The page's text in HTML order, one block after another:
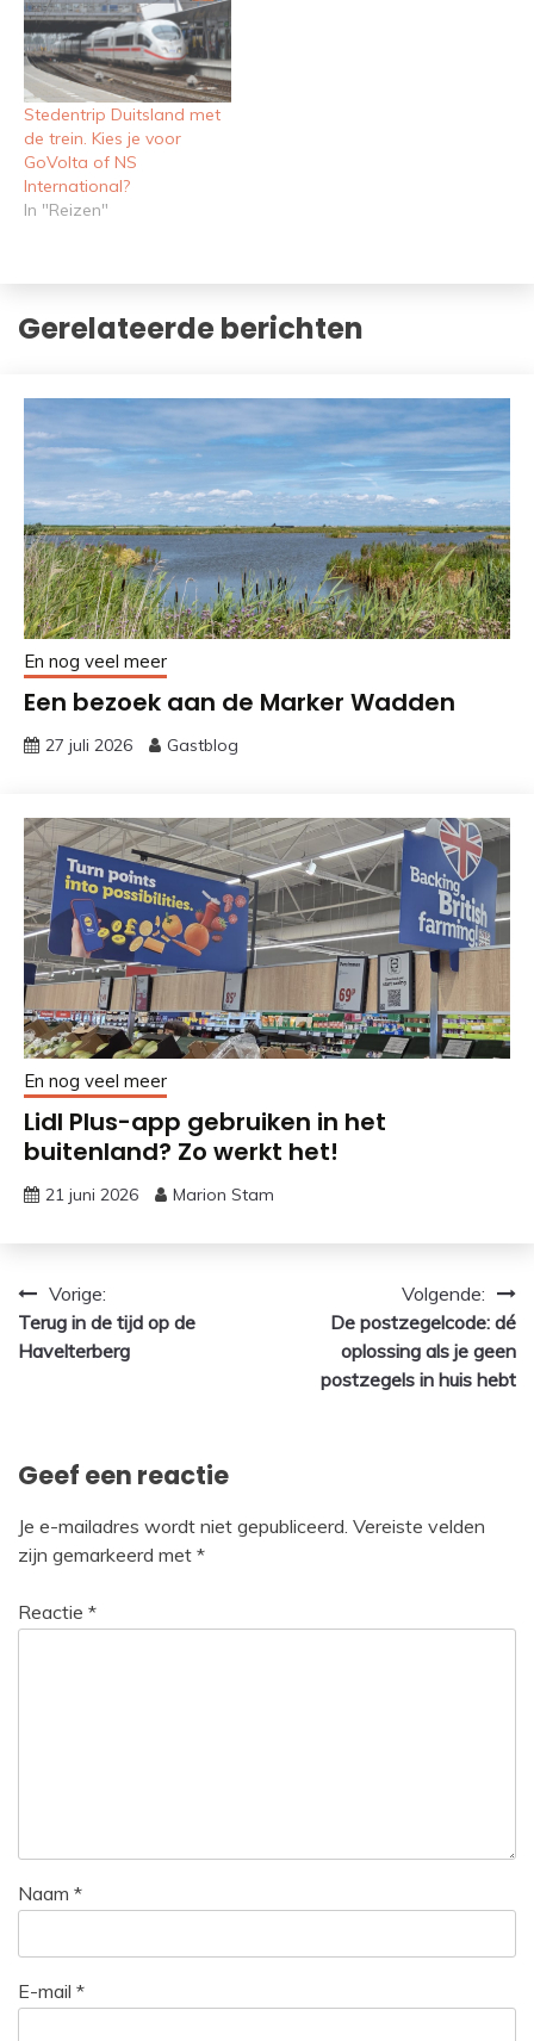
Stedentrip Duitsland met
de trein. Kies je voor
GoVolta of NS
International?
In "Reizen"
Gerelateerde berichten
En nog veel meer
Een bezoek aan de Marker Wadden
27 juli 2026 Gastblog
En nog veel meer
Lidl Plus-app gebruiken in het
buitenland? Zo werkt het!
21 juni 2026 Marion Stam
Bericht
navigatie
Vorige:
Terug in de tijd op de
Havelterberg
Volgende:
De postzegelcode: dé
oplossing als je geen
postzegels in huis hebt
Geef een reactie
Je e-mailadres wordt niet gepubliceerd. Vereiste velden
zijn gemarkeerd met *
Reactie *
Naam *
E-mail *